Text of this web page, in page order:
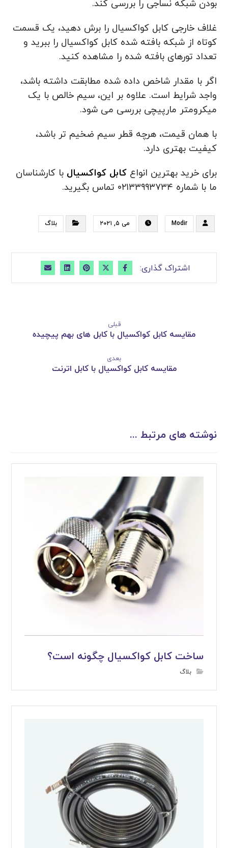
بودن شبکه نساجی را بررسی کند.
غلاف خارجی کابل کواکسیال را برش دهید، یک قسمت
کوتاه از شبکه بافته شده کابل کواکسیال را ببرید و
تعداد تورهای بافته شده را مشاهده کنید.
اگر با مقدار شاخص داده شده مطابقت داشته باشد،
واجد شرایط است. علاوه بر این، سیم خالص با یک
میکرومتر مارپیچی بررسی می شود.
با همان قیمت، هرچه قطر سیم ضخیم تر باشد،
کیفیت بهتری دارد.
برای خرید بهترین انواعکابل کواکسیال با کارشناسان
ما با شماره ۰۲۱۳۳۹۹۳۷۳۴ تماس بگیرید.
Modir می ۵, ۲۰۲۱ بلاگ
قبلی
مقایسه کابل کواکسیال با کابل های بهم پیچیده
بعدی
مقایسه کابل کواکسیال با کابل اترنت
نوشته های مرتبط ...
ساخت کابل کواکسیال چگونه است؟
بلاگ